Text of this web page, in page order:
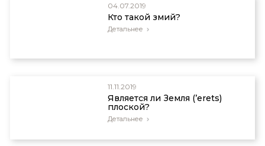
04.07.2019
Кто такой змий?
Детальнее
11.11.2019
Является ли Земля (’erets)
плоской?
Детальнее